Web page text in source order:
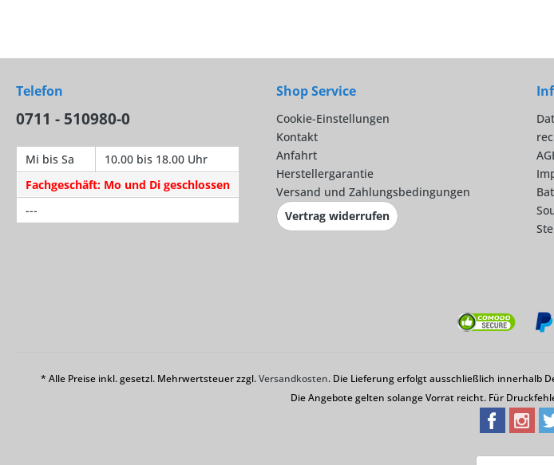
Telefon
0711 - 510980-0
Mi bis Sa
10.00 bis 18.00 Uhr
Fachgeschäft: Mo und Di geschlossen
---
Shop Service
Cookie-Einstellungen
Kontakt
Anfahrt
Herstellergarantie
Versand und Zahlungsbedingungen
Vertrag widerrufen
* Alle Preise inkl. gesetzl. Mehrwertsteuer zzgl.Versandkosten. Die Lieferung erfolgt ausschließlich innerhalb
Die Angebote gelten solange Vorrat reicht. Für